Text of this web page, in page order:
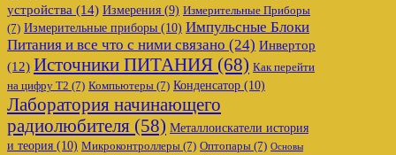
устройства (14) Измерения (9) Измерительные Приборы
(7) Измерительные приборы (10) Импульсные Блоки
Питания и все что с ними связано (24) Инвертор
(12) Источники ПИТАНИЯ (68) Как перейти
на цифру Т2 (7) Компьютеры (7) Конденсатор (10)
Лаборатория начинающего
радиолюбителя (58) Металлоискатели история
и теория (10) Микроконтроллеры (7) Оптопары (7) Основы